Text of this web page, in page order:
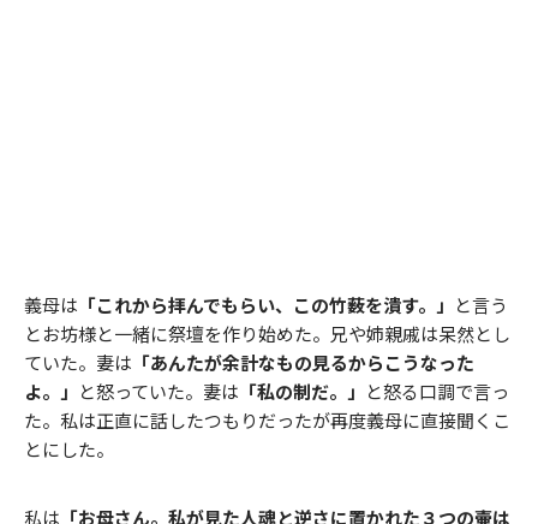
義母は 「これから拝んでもらい、この竹薮を潰す。」 と言う
とお坊様と一緒に祭壇を作り始めた。兄や姉親戚は呆然とし
ていた。妻は 「あんたが余計なもの見るからこうなった
よ。」 と怒っていた。妻は 「私の制だ。」 と怒る口調で言っ
た。私は正直に話したつもりだったが再度義母に直接聞くこ
とにした。
私は 「お母さん。私が見た人魂と逆さに置かれた３つの壷は